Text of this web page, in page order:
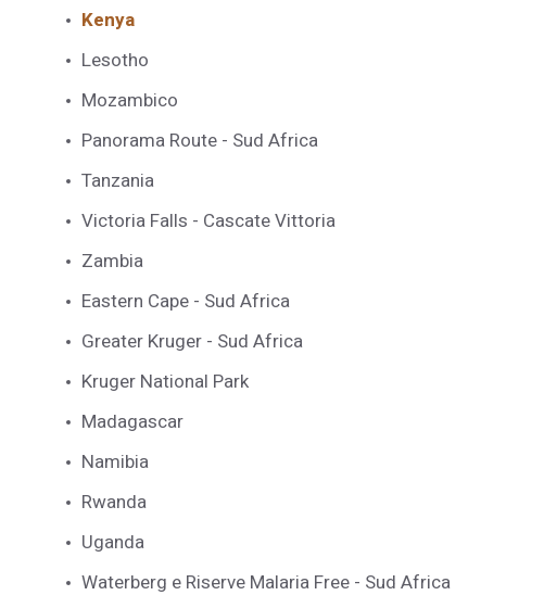
Kenya
Lesotho
Mozambico
Panorama Route - Sud Africa
Tanzania
Victoria Falls - Cascate Vittoria
Zambia
Eastern Cape - Sud Africa
Greater Kruger - Sud Africa
Kruger National Park
Madagascar
Namibia
Rwanda
Uganda
Waterberg e Riserve Malaria Free - Sud Africa